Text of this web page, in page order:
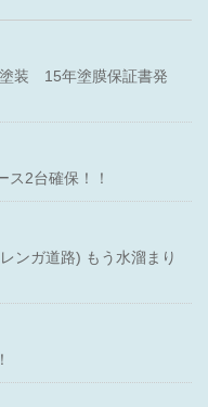
15年塗膜保証書発
2台確保！！
ガ道路) もう水溜まり